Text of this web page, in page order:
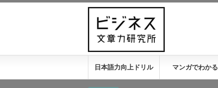
日本語力向上ドリル マンガでわかる